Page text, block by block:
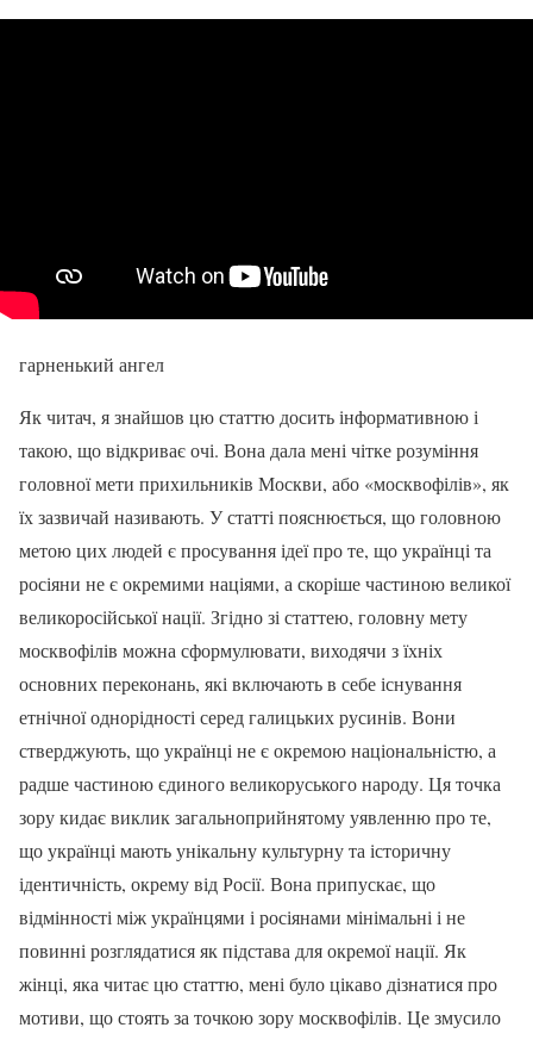
гарненький ангел
Як читач, я знайшов цю статтю досить інформативною і
такою, що відкриває очі. Вона дала мені чітке розуміння
головної мети прихильників Москви, або «москвофілів», як
їх зазвичай називають. У статті пояснюється, що головною
метою цих людей є просування ідеї про те, що українці та
росіяни не є окремими націями, а скоріше частиною великої
великоросійської нації. Згідно зі статтею, головну мету
москвофілів можна сформулювати, виходячи з їхніх
основних переконань, які включають в себе існування
етнічної однорідності серед галицьких русинів. Вони
стверджують, що українці не є окремою національністю, а
радше частиною єдиного великоруського народу. Ця точка
зору кидає виклик загальноприйнятому уявленню про те,
що українці мають унікальну культурну та історичну
ідентичність, окрему від Росії. Вона припускає, що
відмінності між українцями і росіянами мінімальні і не
повинні розглядатися як підстава для окремої нації. Як
жінці, яка читає цю статтю, мені було цікаво дізнатися про
мотиви, що стоять за точкою зору москвофілів. Це змусило